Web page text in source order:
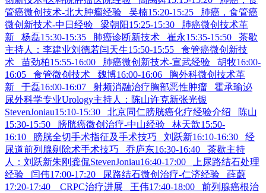
管癌微创技术-北大肿瘤经验 吴楠15:20-15:25 肺癌，食管癌
微创新技术-中日经验 梁朝阳15:25-15:30 肺癌微创技术革
新 杨磊15:30-15:35 肺癌诊断新技术 崔永15:35-15:50 茶歇
主持人：李建业刘德若闫天生15:50-15:55 食管癌微创新技
术 苗劲柏15:55-16:00 肺癌微创新技术-宣武经验 胡牧16:00-
16:05 食管微创技术 魏博16:00-16:06 胸外科微创技术革
新 于磊16:00-16:07 射频消融治疗胸部恶性肿瘤 霍承瑜泌
尿外科学专业Urology主持人：陈山许克新张光银
StevenJoniau15:10-15:30 北京同仁膀胱癌化疗经验介绍 陈山
15:30-15:50 膀胱癌微创治疗-中山经验 林天歆15:50-
16:10 膀胱全切手术指征及手术技巧 刘跃新16:10-16:30 经
尿道前列腺剜除术手术技巧 乔庐东16:30-16:40 茶歇主持
人：刘跃新朱刚龚侃StevenJoniau16:40-17:00 上尿路结石处理
经验 闫伟17:00-17:20 尿路结石微创治疗-仁济经验 薛蔚
17:20-17:40 CRPC治疗进展 王伟17:40-18:00 前列腺癌根治